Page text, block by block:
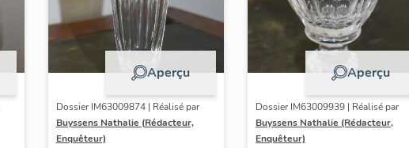
Aperçu
Dossier IM63009874 | Réalisé par
Buyssens Nathalie (Rédacteur,
Enquêteur)
Aperçu
Dossier IM63009939 | Réalisé par
Buyssens Nathalie (Rédacteur,
Enquêteur)